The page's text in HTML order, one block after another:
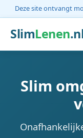
Deze site ontvangt
SlimLenen
Slim